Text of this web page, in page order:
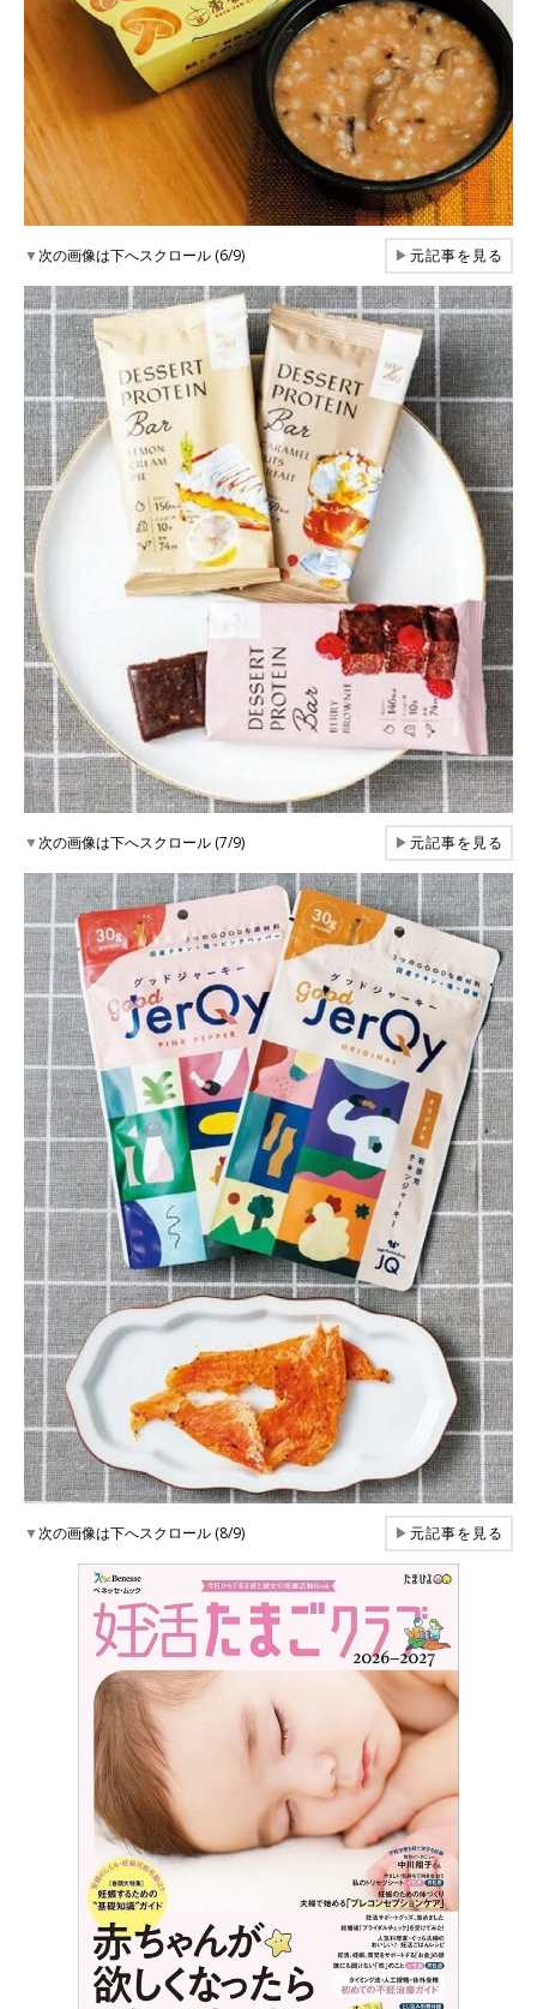
▼次の画像は下へスクロール (6/9) ▶元記事を見る
▼次の画像は下へスクロール (7/9) ▶元記事を見る
▼次の画像は下へスクロール (8/9) ▶元記事を見る